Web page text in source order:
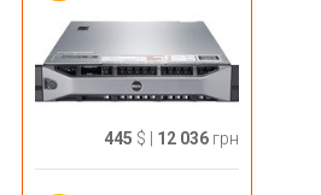
445 $ 12 036грн